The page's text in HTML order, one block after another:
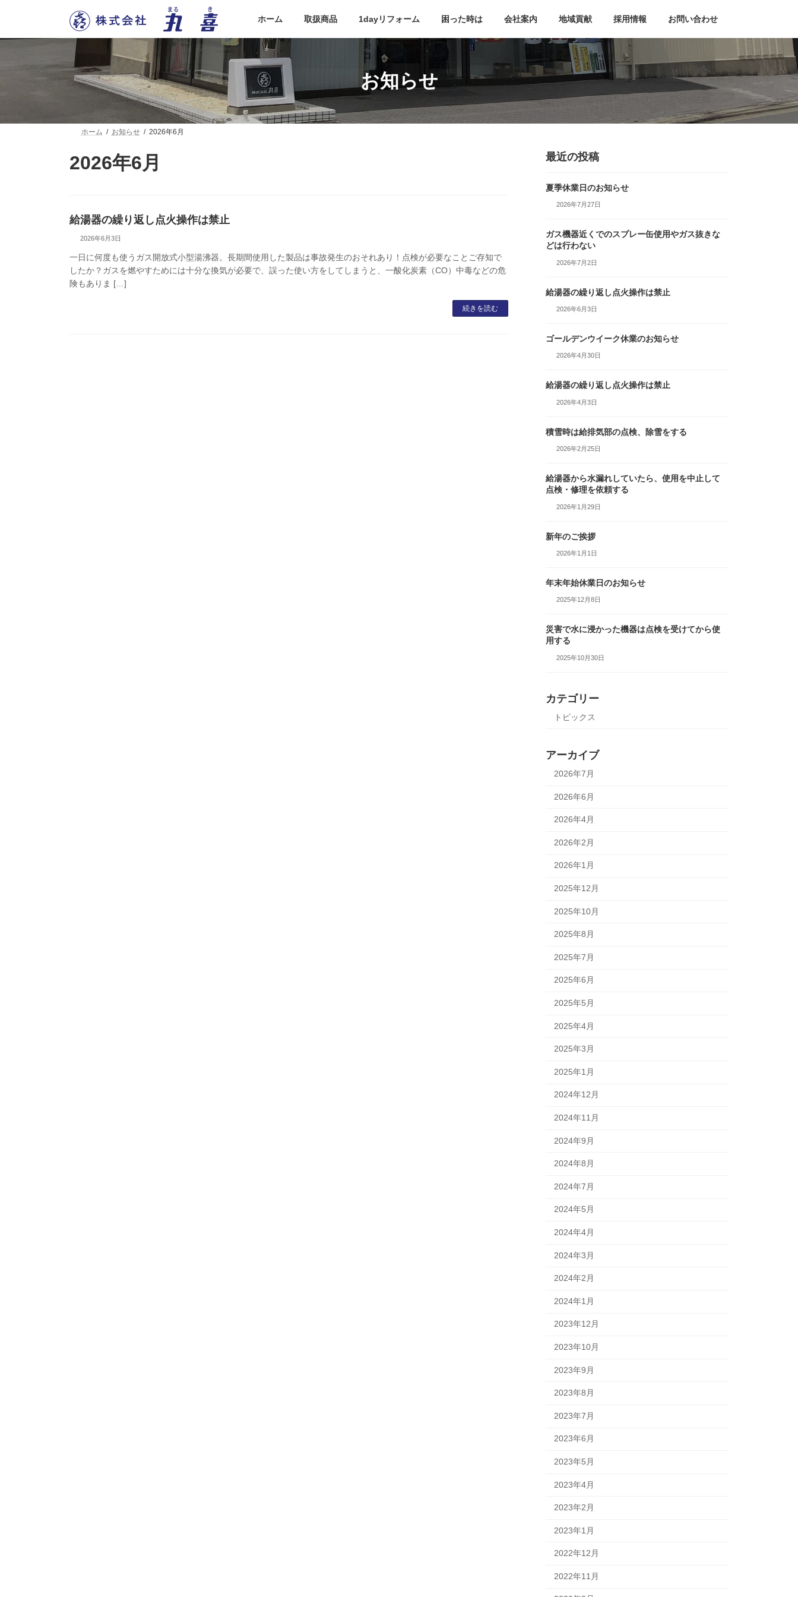
ン
ー
ホーム 取扱商品 1dayリフォーム 困った時は 会社案内 地域貢献 採用情報 お問い合わせ
お知らせ
ホーム お知らせ 2026年6月
2026年6月
給湯器の繰り返し点火操作は禁止
2026年6月3日
一日に何度も使うガス開放式小型湯沸器。長期間使用した製品は事故発生のおそれあり！点検が必要なことご存知で
したか？ガスを燃やすためには十分な換気が必要で、誤った使い方をしてしまうと、一酸化炭素（CO）中毒などの危
険もありま […]
続きを読む
最近の投稿
夏季休業日のお知らせ
2026年7月27日
ガス機器近くでのスプレー缶使用やガス抜きな
どは行わない
2026年7月2日
給湯器の繰り返し点火操作は禁止
2026年6月3日
ゴールデンウイーク休業のお知らせ
2026年4月30日
給湯器の繰り返し点火操作は禁止
2026年4月3日
積雪時は給排気部の点検、除雪をする
2026年2月25日
給湯器から水漏れしていたら、使用を中止して
点検・修理を依頼する
2026年1月29日
新年のご挨拶
2026年1月1日
年末年始休業日のお知らせ
2025年12月8日
災害で水に浸かった機器は点検を受けてから使
用する
2025年10月30日
カテゴリー
トピックス
アーカイブ
2026年7月
2026年6月
2026年4月
2026年2月
2026年1月
2025年12月
2025年10月
2025年8月
2025年7月
2025年6月
2025年5月
2025年4月
2025年3月
2025年1月
2024年12月
2024年11月
2024年9月
2024年8月
2024年7月
2024年5月
2024年4月
2024年3月
2024年2月
2024年1月
2023年12月
2023年10月
2023年9月
2023年8月
2023年7月
2023年6月
2023年5月
2023年4月
2023年2月
2023年1月
2022年12月
2022年11月